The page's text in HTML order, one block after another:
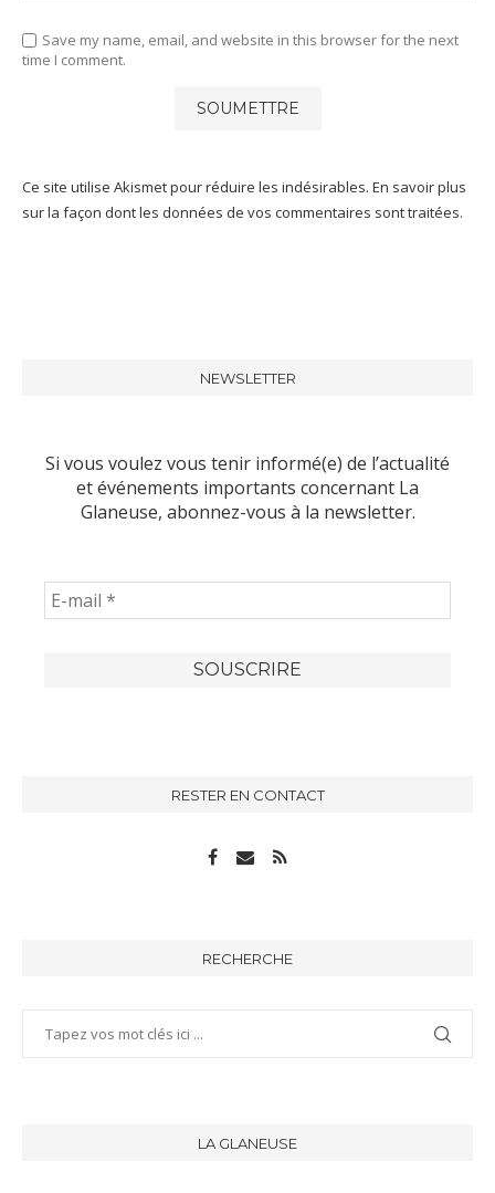
Save my name, email, and website in this browser for the next
time I comment.
Ce site utilise Akismet pour réduire les indésirables. En savoir plus
sur la façon dont les données de vos commentaires sont traitées.
NEWSLETTER
Si vous voulez vous tenir informé(e) de l’actualité
et événements importants concernant La
Glaneuse, abonnez-vous à la newsletter.
RESTER EN CONTACT
RECHERCHE
LA GLANEUSE